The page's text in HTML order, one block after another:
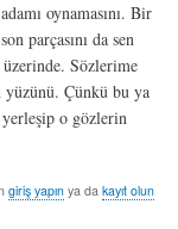
oynamasını. Bir
parçasını da sen
Sözlerime
Çünkü bu ya
o gözlerin
giriş yapınya da kayıt olun